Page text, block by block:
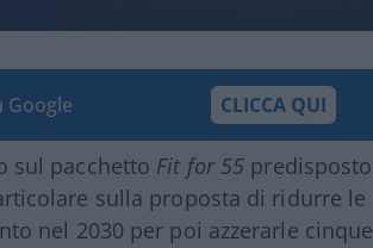
CLICCA QUI
sul pacchetto Fit for 55 predisposto
sulla proposta di ridurre le
nel 2030 per poi azzerarle cinque